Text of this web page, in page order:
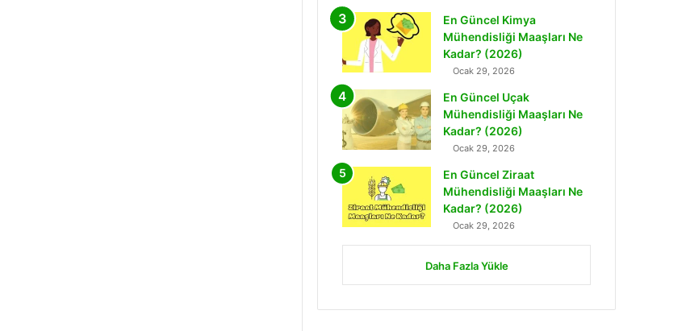
En Güncel Kimya
Mühendisliği Maaşları Ne
Kadar? (2026)
Ocak 29, 2026
En Güncel Uçak
Mühendisliği Maaşları Ne
Kadar? (2026)
Ocak 29, 2026
En Güncel Ziraat
Mühendisliği Maaşları Ne
Kadar? (2026)
Ocak 29, 2026
Daha Fazla Yükle